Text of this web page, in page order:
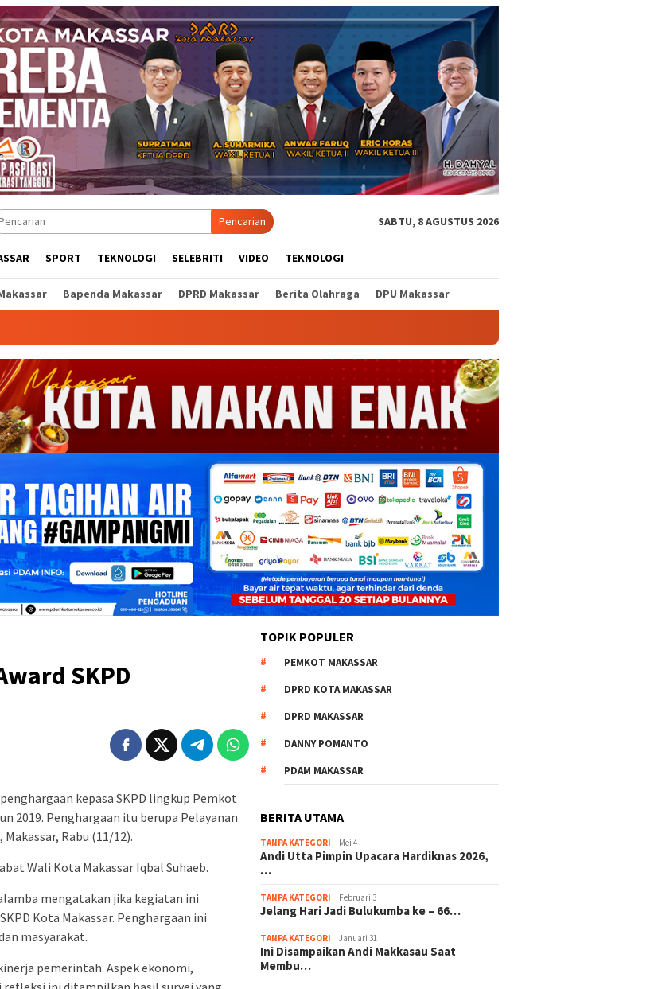
Pencarian SABTU, 8 AGUSTUS 2026
SPORT TEKNOLOGI SELEBRITI VIDEO TEKNOLOGI
Bapenda Makassar DPRD Makassar Berita Olahraga DPU Makassar
SKPD
kepasa SKPD lingkup Pemkot
2019. Penghargaan itu berupa Pelayanan
Rabu (11/12).
Wali Kota Makassar Iqbal Suhaeb.
mengatakan jika kegiatan ini
Kota Makassar. Penghargaan ini
masyarakat.
pemerintah. Aspek ekonomi,
TOPIK POPULER
PEMKOT MAKASSAR
DPRD KOTA MAKASSAR
DPRD MAKASSAR
DANNY POMANTO
PDAM MAKASSAR
BERITA UTAMA
TANPA KATEGORI Mei 4
Andi Utta Pimpin Upacara Hardiknas 2026,
…
TANPA KATEGORI Februari 3
Jelang Hari Jadi Bulukumba ke – 66…
TANPA KATEGORI Januari 31
Ini Disampaikan Andi Makkasau Saat
Membu…